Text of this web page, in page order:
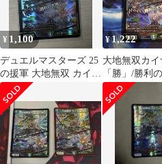
¥ 1,100
デュエルマスターズ 25
の援軍 大地無双 カイザ
ー「勝」 勝利の大地
¥1,222
大地無双カイ
「勝」/勝利